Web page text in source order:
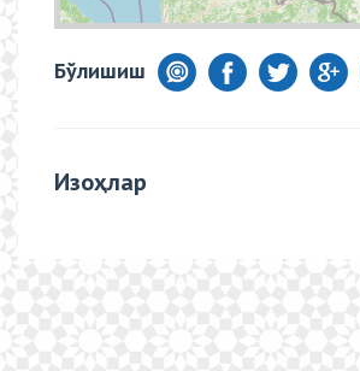
Бўлишиш
Изоҳлар